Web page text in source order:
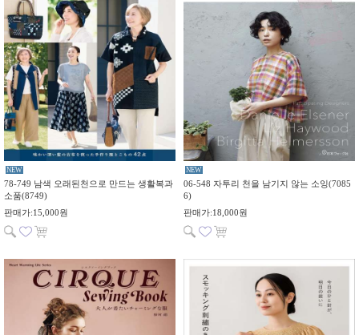
NEW
78-749 남색 오래된천으로 만드는 생활복과
소품(8749)
판매가:15,000원
NEW
06-548 자투리 천을 남기지 않는 소잉(7085
6)
판매가:18,000원